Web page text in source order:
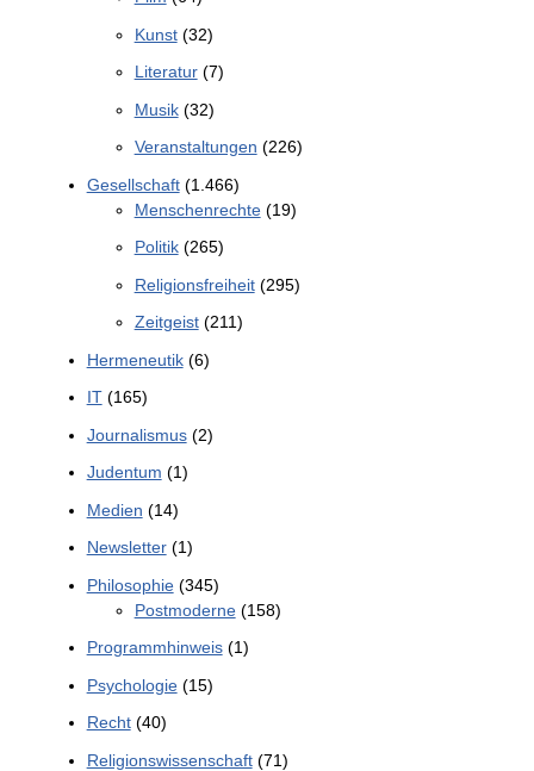
Kunst(32)
Literatur(7)
Musik(32)
Veranstaltungen (226)
Gesellschaft(1.466)
Menschenrechte(19)
Politik(265)
Religionsfreiheit(295)
Zeitgeist(211)
Hermeneutik(6)
IT(165)
Journalismus(2)
Judentum (1)
Medien (14)
Newsletter(1)
Philosophie(345)
Postmoderne(158)
Programmhinweis(1)
Psychologie(15)
Recht(40)
Religionswissenschaft(71)